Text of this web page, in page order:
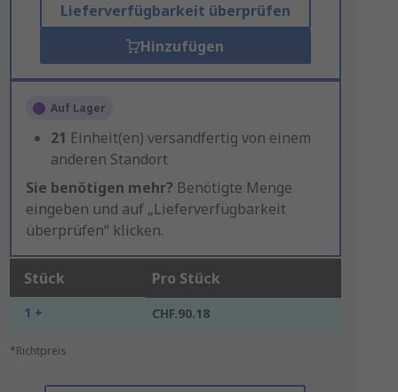
Lieferverfügbarkeit überprüfen
Hinzufügen
Auf Lager
21 Einheit(en) versandfertig von einem
anderen Standort
Sie benötigen mehr? Benötigte Menge
eingeben und auf „Lieferverfügbarkeit
überprüfen“ klicken.
Stück Pro Stück
1 + CHF.90.18
*Richtpreis